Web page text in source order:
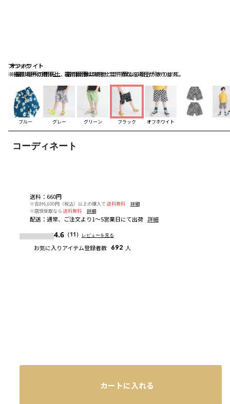
ブラック
※撮影場所の関係上、着用画像は実物と若干異なる場合があります。
オフホワイト
※撮影場所の関係上、着用画像は実物と若干異なる場合があります。
オフホワイト
ブルー グレー グリーン ブラック オフホワイト
コーディネート
送料： 660円
※合計6,600円（税込）以上の購入で 送料無料
詳細
※店頭受取なら 送料無料 詳細
配送： 通常、ご注文より1～5営業日にて出荷 詳細
4.6（11） レビューを見る
お気に入りアイテム登録者数 692 人
カートに入れる